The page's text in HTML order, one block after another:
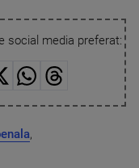
social media preferat:
,